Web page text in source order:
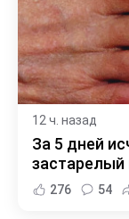
12 ч. назад
За 5 дней
застарелый
276 54